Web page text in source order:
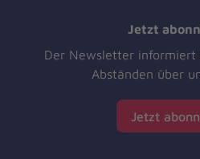
Jetzt
Der Newsletter informiert
Abständen über
Jetzt